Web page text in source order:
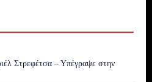
Στρεφέτσα – Υπέγραψε στην